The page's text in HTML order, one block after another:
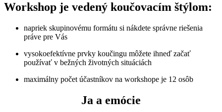
Workshop je vedený koučovacím štýlom:
napriek skupinovému formátu si nákdete správne riešenia
práve pre Vás
vysokoefektívne prvky koučingu môžete ihneď začať
používať v bežných životných situáciách
maximálny počet účastníkov na workshope je 12 osôb
Ja a emócie